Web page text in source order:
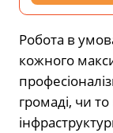
Робота в
кожного
громаді, чи